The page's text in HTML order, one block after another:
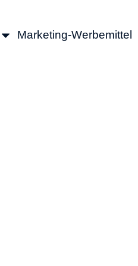
Marketing-Werbemittel